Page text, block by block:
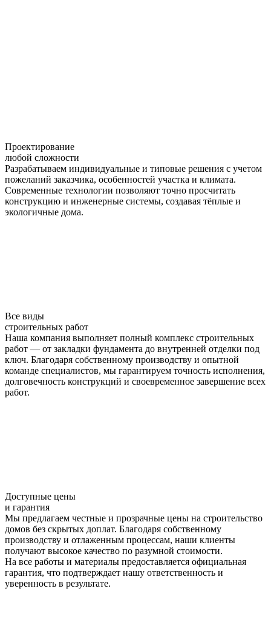
Проектирование
любой сложности
Разрабатываем индивидуальные и типовые решения с учетом
пожеланий заказчика, особенностей участка и климата.
Современные технологии позволяют точно просчитать
конструкцию и инженерные системы, создавая тёплые и
экологичные дома.
Все виды
строительных работ
Наша компания выполняет полный комплекс строительных
работ — от закладки фундамента до внутренней отделки под
ключ. Благодаря собственному производству и опытной
команде специалистов, мы гарантируем точность исполнения,
долговечность конструкций и своевременное завершение всех
работ.
Доступные цены
и гарантия
Мы предлагаем честные и прозрачные цены на строительство
домов без скрытых доплат. Благодаря собственному
производству и отлаженным процессам, наши клиенты
получают высокое качество по разумной стоимости.
На все работы и материалы предоставляется официальная
гарантия, что подтверждает нашу ответственность и
уверенность в результате.